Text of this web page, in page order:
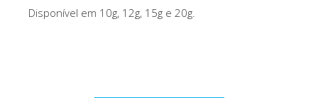
Disponível em 10g, 12g, 15g e 20g.